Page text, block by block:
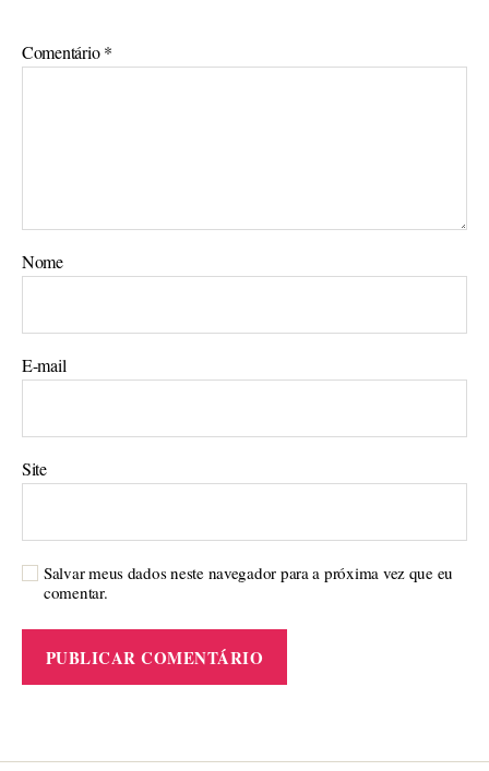
Comentário*
Nome
E-mail
Site
Salvar meus dados neste navegador para a próxima vez que eu
comentar.